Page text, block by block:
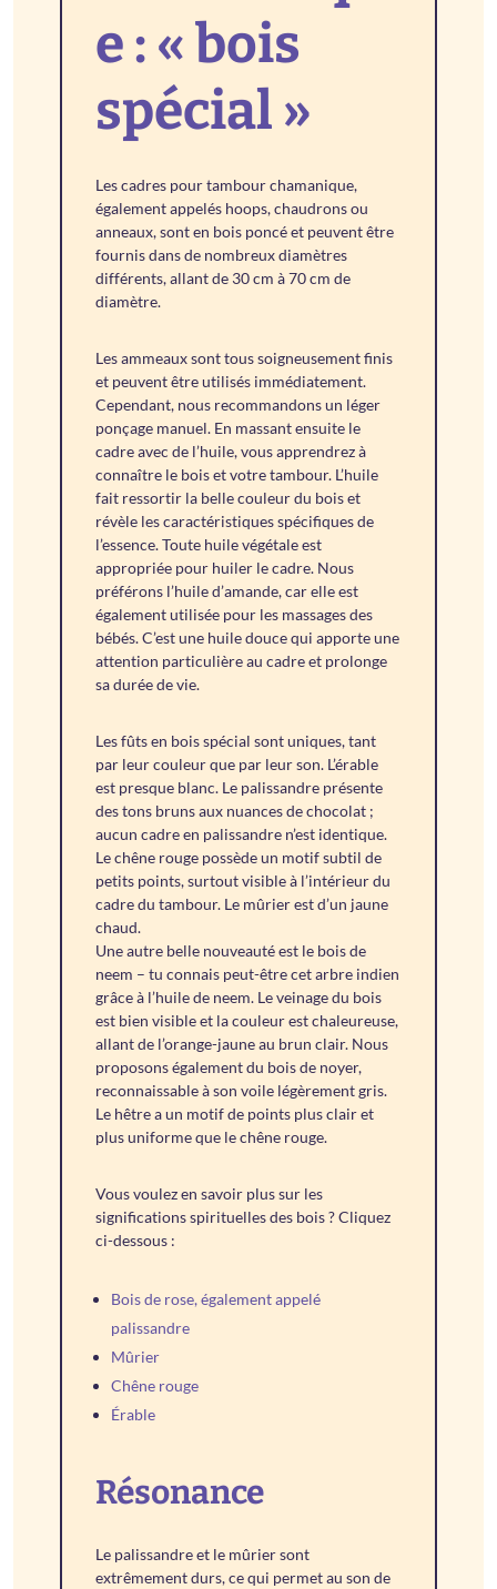
e : « bois
spécial »
Les cadres pour tambour chamanique,
également appelés hoops, chaudrons ou
anneaux, sont en bois poncé et peuvent être
fournis dans de nombreux diamètres
différents, allant de 30 cm à 70 cm de
diamètre.
Les ammeaux sont tous soigneusement finis
et peuvent être utilisés immédiatement.
Cependant, nous recommandons un léger
ponçage manuel. En massant ensuite le
cadre avec de l’huile, vous apprendrez à
connaître le bois et votre tambour. L’huile
fait ressortir la belle couleur du bois et
révèle les caractéristiques spécifiques de
l’essence. Toute huile végétale est
appropriée pour huiler le cadre. Nous
préférons l’huile d’amande, car elle est
également utilisée pour les massages des
bébés. C’est une huile douce qui apporte une
attention particulière au cadre et prolonge
sa durée de vie.
Les fûts en bois spécial sont uniques, tant
par leur couleur que par leur son. L’érable
est presque blanc. Le palissandre présente
des tons bruns aux nuances de chocolat ;
aucun cadre en palissandre n’est identique.
Le chêne rouge possède un motif subtil de
petits points, surtout visible à l’intérieur du
cadre du tambour. Le mûrier est d’un jaune
chaud.
Une autre belle nouveauté est le bois de
neem – tu connais peut-être cet arbre indien
grâce à l’huile de neem. Le veinage du bois
est bien visible et la couleur est chaleureuse,
allant de l’orange-jaune au brun clair. Nous
proposons également du bois de noyer,
reconnaissable à son voile légèrement gris.
Le hêtre a un motif de points plus clair et
plus uniforme que le chêne rouge.
Vous voulez en savoir plus sur les
significations spirituelles des bois ? Cliquez
ci-dessous :
Bois de rose, également appelé
palissandre
Mûrier
Chêne rouge
Érable
Résonance
Le palissandre et le mûrier sont
extrêmement durs, ce qui permet au son de